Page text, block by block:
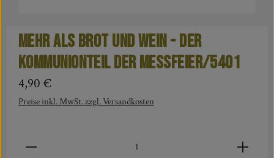
Mehr als Brot und Wein - Der
Kommunionteil der Messfeier/5401
Regulärer Preis:
4,90 €
Preise inkl. MwSt. zzgl. Versandkosten
Produkt Anzahl: Gib den gewünschten Wert ein oder